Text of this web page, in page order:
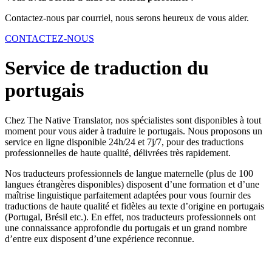
Contactez-nous par courriel, nous serons heureux de vous aider.
CONTACTEZ-NOUS
Service de traduction du
portugais
Chez The Native Translator, nos spécialistes sont disponibles à tout
moment pour vous aider à traduire le portugais. Nous proposons un
service en ligne disponible 24h/24 et 7j/7, pour des traductions
professionnelles de haute qualité, délivrées très rapidement.
Nos traducteurs professionnels de langue maternelle (plus de 100
langues étrangères disponibles) disposent d’une formation et d’une
maîtrise linguistique parfaitement adaptées pour vous fournir des
traductions de haute qualité et fidèles au texte d’origine en portugais
(Portugal, Brésil etc.). En effet, nos traducteurs professionnels ont
une connaissance approfondie du portugais et un grand nombre
d’entre eux disposent d’une expérience reconnue.